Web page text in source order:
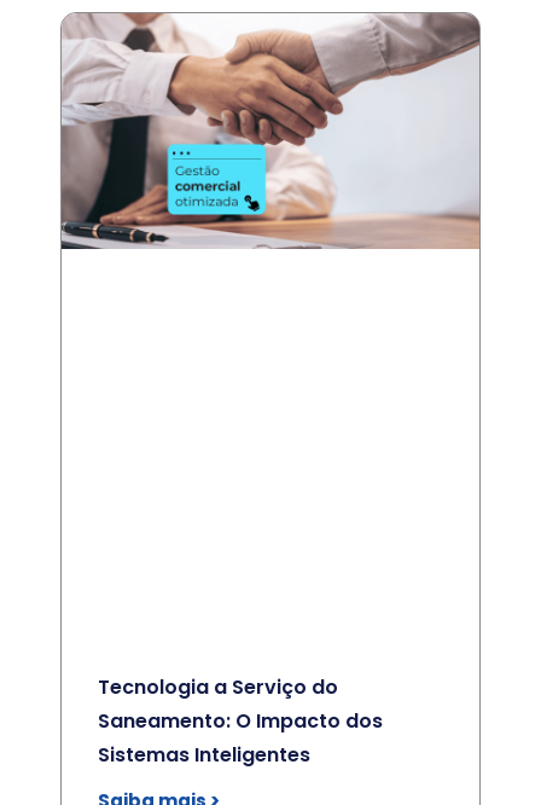
Tecnologia a Serviço do
Saneamento: O Impacto dos
Sistemas Inteligentes